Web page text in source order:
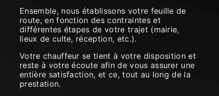
Ensemble, nous établissons votre feuille de
route, en fonction des contraintes et
différentes étapes de votre trajet (mairie,
lieux de culte, réception, etc.).
Votre chauffeur se tient à votre disposition et
reste à votre écoute afin de vous assurer une
entière satisfaction, et ce, tout au long de la
prestation.